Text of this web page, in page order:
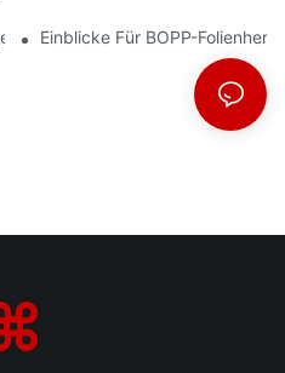
BOPP-Folienlieferanten Für Ihr
Einblicke Für BOPP-